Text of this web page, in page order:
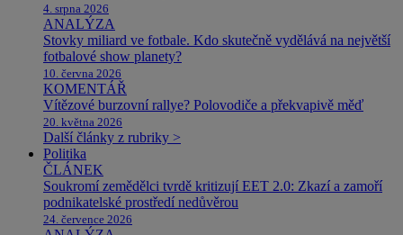
4. srpna 2026
ANALÝZA
Stovky miliard ve fotbale. Kdo skutečně vydělává na největší
fotbalové show planety?
10. června 2026
KOMENTÁŘ
Vítězové burzovní rallye? Polovodiče a překvapivě měď
20. května 2026
Další články z rubriky >
Politika
ČLÁNEK
Soukromí zemědělci tvrdě kritizují EET 2.0: Zkazí a zamoří
podnikatelské prostředí nedůvěrou
24. července 2026